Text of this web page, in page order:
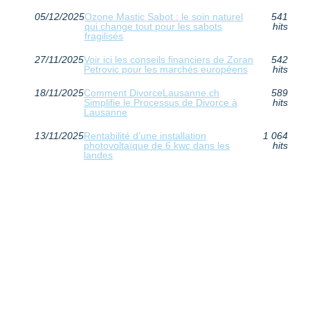
05/12/2025Ozone Mastic Sabot : le soin naturel
qui change tout pour les sabots
fragilisés
541
hits
27/11/2025Voir ici les conseils financiers de Zoran
Petrovic pour les marchés européens
542
hits
18/11/2025Comment DivorceLausanne.ch
Simplifie le Processus de Divorce à
Lausanne
589
hits
13/11/2025Rentabilité d'une installation
photovoltaïque de 6 kwc dans les
landes
1 064
hits